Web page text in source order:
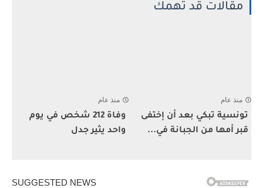
مقالات قد تهمك
منذ عام
تونسية تبكي بعد أن إختفى
قبر أمها من الجبانة في...
منذ عام
وفاة 212 شخص في يوم
واحد يثير جدل